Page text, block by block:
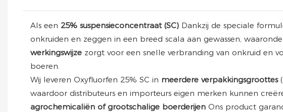
Als een 25% suspensieconcentraat (SC) Dankzij de speciale
onkruiden en zeggen in een breed scala aan gewassen,
werkingswijze zorgt voor een snelle verbranding van onkruid en
boeren.
Wij leveren Oxyfluorfen 25% SC in meerdere verpakkingsgroottes
waardoor distributeurs en importeurs eigen merken kunnen
agrochemicaliën of grootschalige boerderijen Ons product